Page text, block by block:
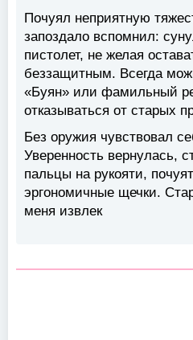
Почуял неприятную
запоздало вспомнил:
пистолет, не желая
беззащитным. Всегда
«Буян» или фамильный
отказываться от старых
Без оружия чувствовал
Уверенность вернулась,
пальцы на рукояти,
эргономичные щечки.
меня извлек